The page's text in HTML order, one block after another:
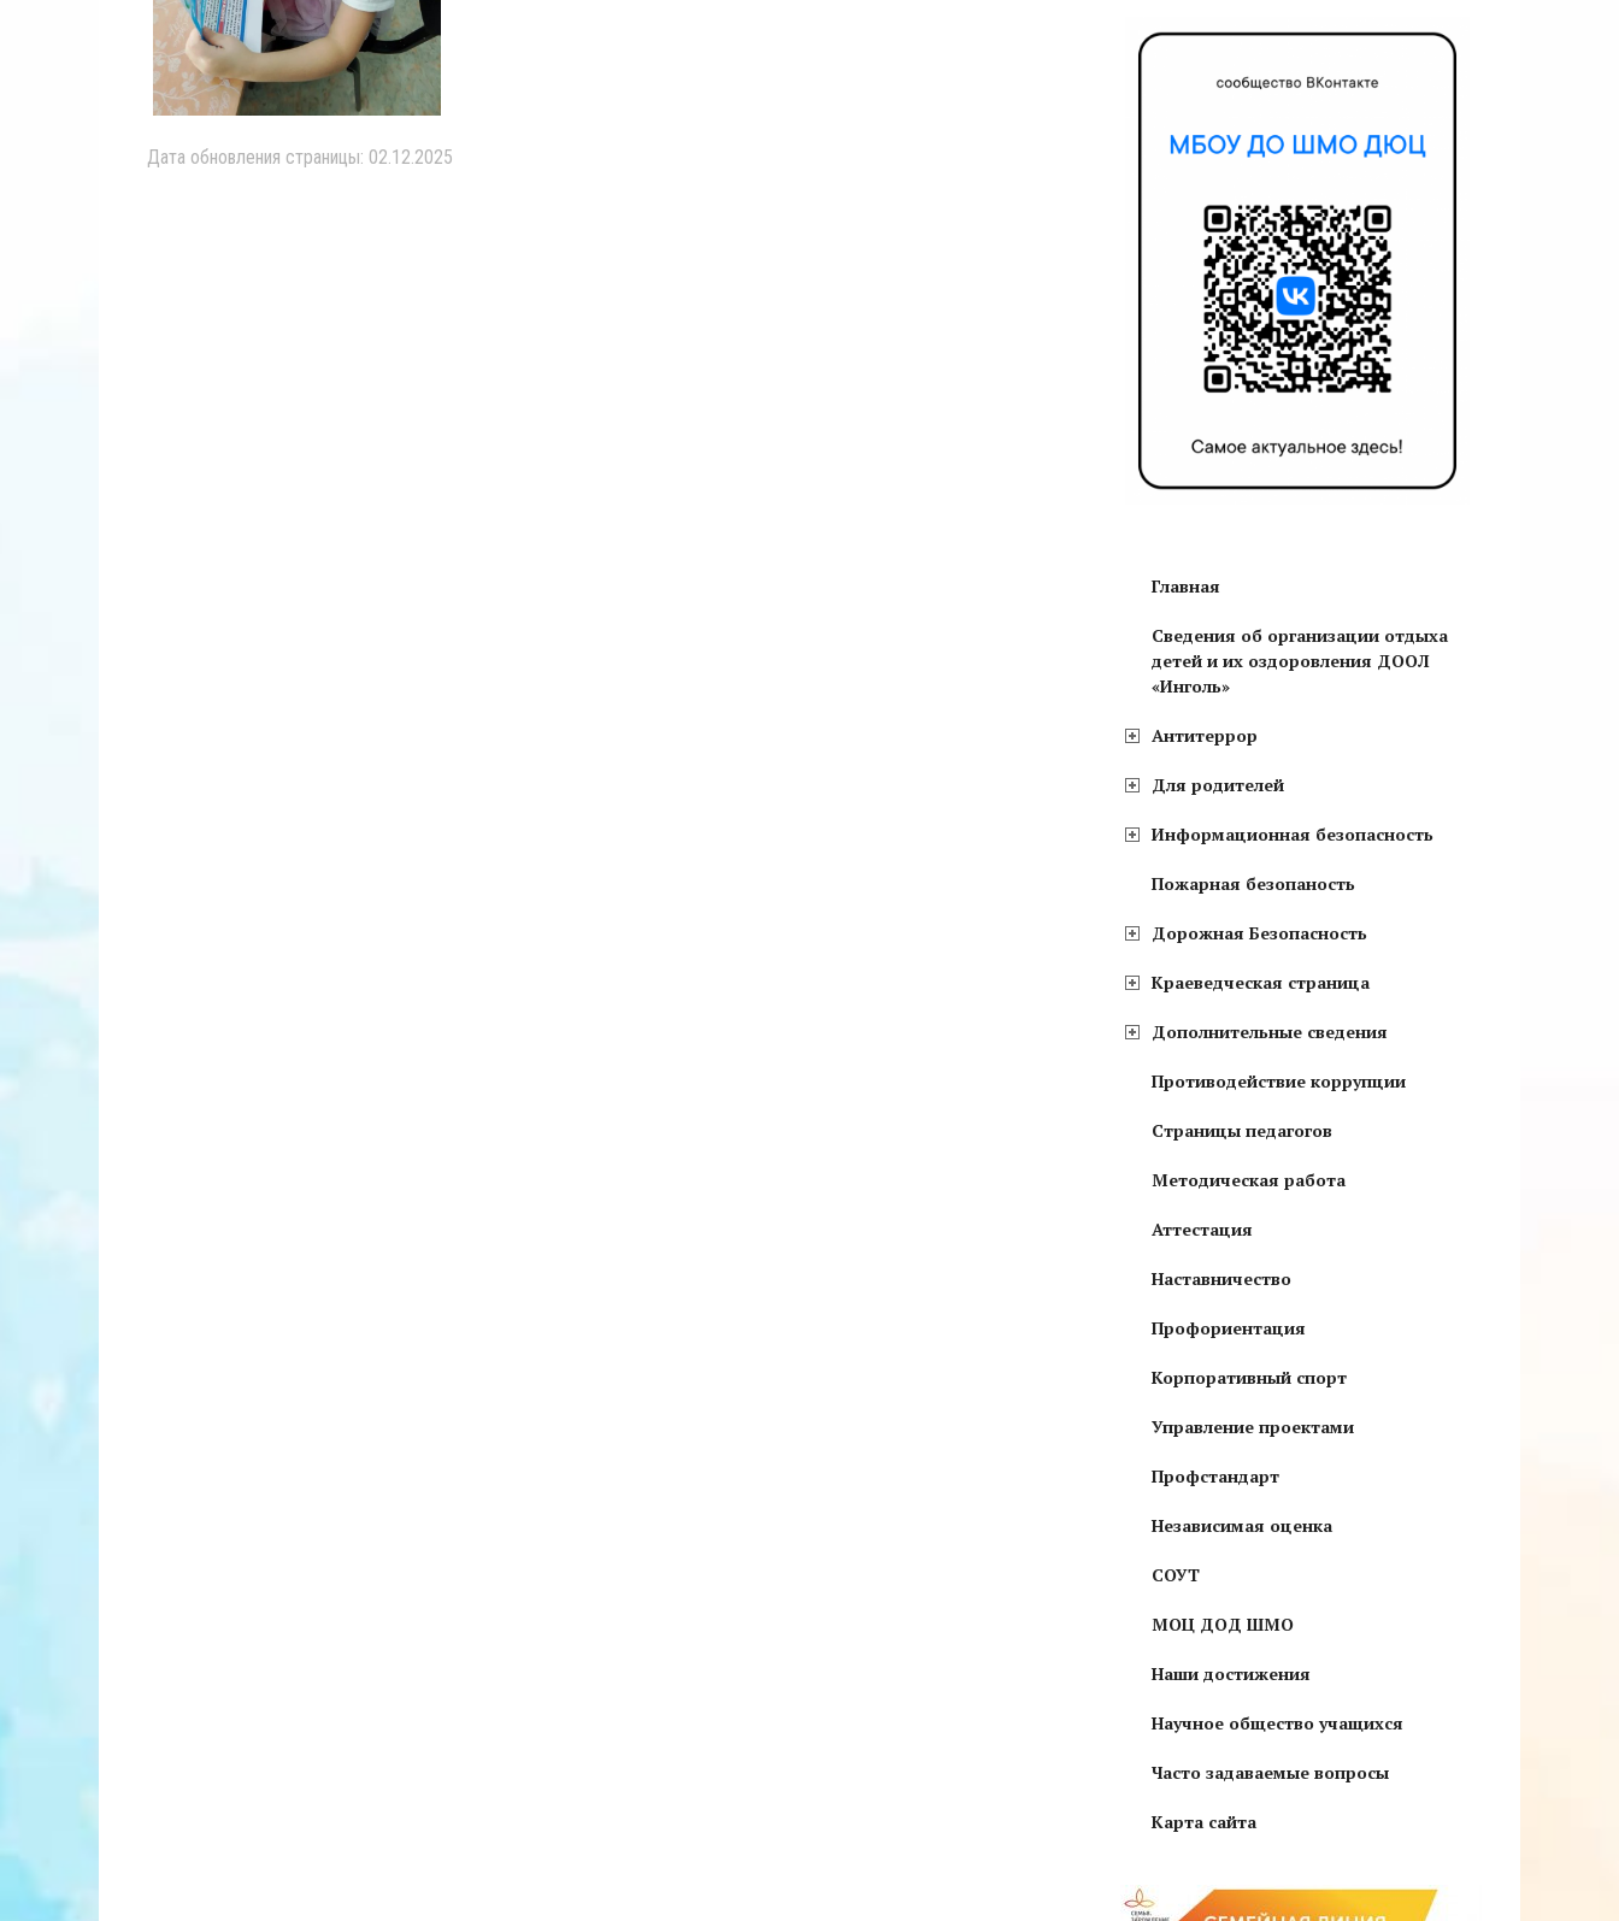
Дата обновления страницы: 02.12.2025
Главная
Сведения об организации отдыха
детей и их оздоровления ДООЛ
«Инголь»
Антитеррор
Для родителей
Информационная безопасность
Пожарная безопаность
Дорожная Безопасность
Краеведческая страница
Дополнительные сведения
Противодействие коррупции
Страницы педагогов
Методическая работа
Аттестация
Наставничество
Профориентация
Корпоративный спорт
Управление проектами
Профстандарт
Независимая оценка
СОУТ
МОЦ ДОД ШМО
Наши достижения
Научное общество учащихся
Часто задаваемые вопросы
Карта сайта